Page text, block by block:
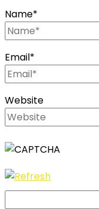
Name*
Email*
Website